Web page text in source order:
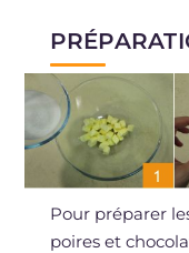
Pour préparer
poires et